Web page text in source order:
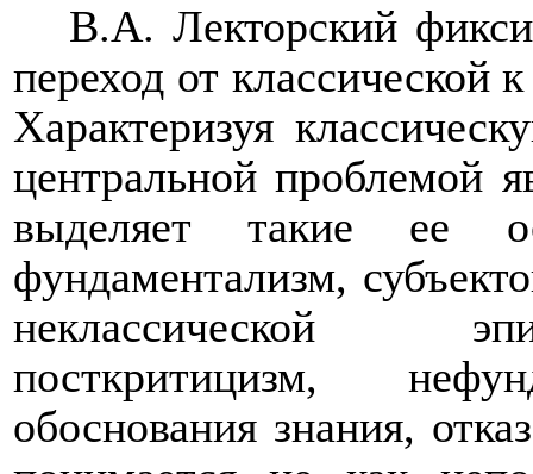
В.А. Лекторский
переход от классической
Характеризуя
центральной проблемой
выделяет такие ее
фундаментализм,
неклассической
посткритицизм,
обоснования знания,